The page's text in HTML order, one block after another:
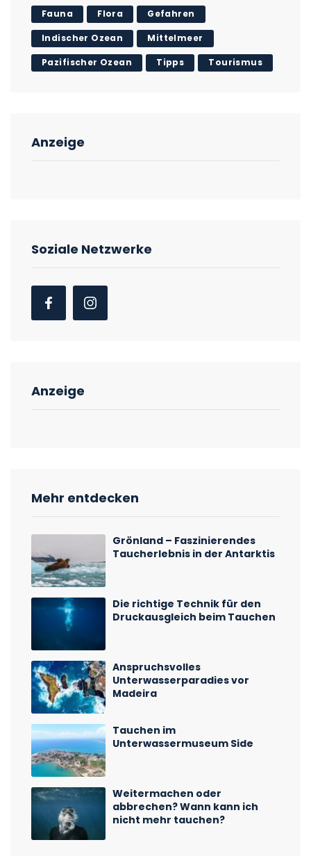
Fauna Flora Gefahren
Indischer Ozean Mittelmeer
Pazifischer Ozean Tipps Tourismus
Anzeige
Soziale Netzwerke
Anzeige
Mehr entdecken
Grönland – Faszinierendes
Taucherlebnis in der Antarktis
Die richtige Technik für den
Druckausgleich beim Tauchen
Anspruchsvolles
Unterwasserparadies vor
Madeira
Tauchen im
Unterwassermuseum Side
Weitermachen oder
abbrechen? Wann kann ich
nicht mehr tauchen?